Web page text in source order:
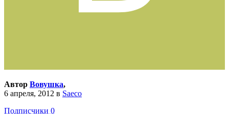
Автор Вовушка,
6 апреля, 2012 в Saeco
Подписчики 0